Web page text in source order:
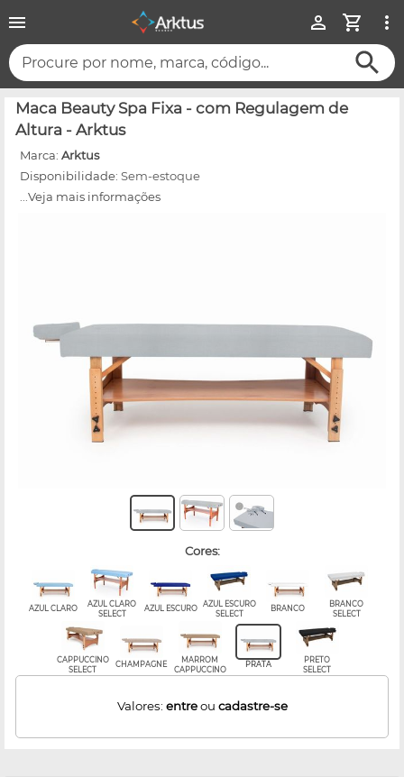
Procure por nome, marca, código...
Maca Beauty Spa Fixa - com Regulagem de
Altura - Arktus
Marca: Arktus
Disponibilidade: Sem-estoque
...Veja mais informações
cores:
AZUL CLARO
AZUL CLARO
SELECT
AZUL ESCURO
AZUL ESCURO
SELECT
BRANCO
BRANCO
SELECT
CAPPUCCINO
SELECT
CHAMPAGNE
MARROM
CAPPUCCINO
PRATA
PRETO
SELECT
Valores: entreou cadastre-se